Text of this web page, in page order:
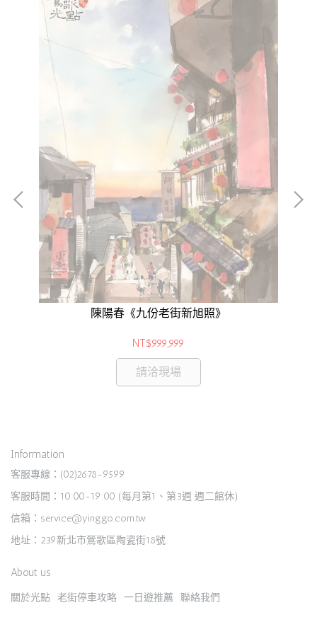
陳陽春《九份老街新旭照》
NT$999,999
請洽現場
Information
客服專線：(02)2678-9599
客服時間：10:00-19:00 (每月第1、第3週 週二館休)
信箱：service@yinggo.com.tw
地址：239新北市鶯歌區陶瓷街18號
About us
關於光點 老街停車攻略 一日遊推薦 聯絡我們